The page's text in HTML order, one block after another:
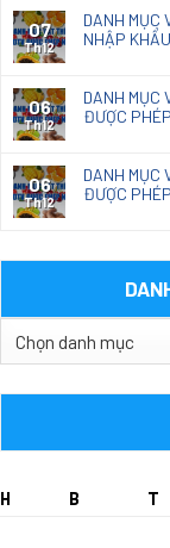
07
Th12
DANH MỤC
NHẬP
06
Th12
DANH MỤC
ĐƯỢC
06
Th12
DANH MỤC
ĐƯỢC
TỨC
H B T